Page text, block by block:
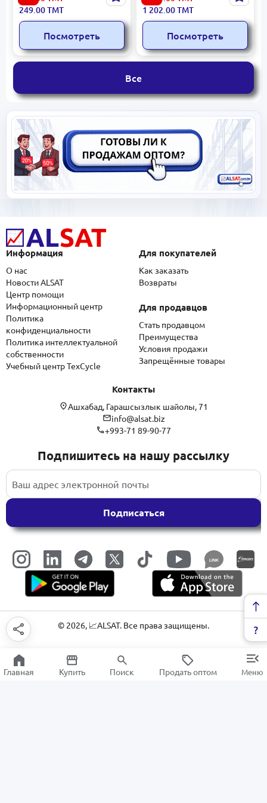
Ручной эспандер Кольцо
Жесткое сопротивление
249.00ТМТ
Посмотреть
Гимнастическая стенка
280x100x16 см, дерево
1 202.00ТМТ
Посмотреть
Все
Информация
О нас
Новости ALSAT
Центр помощи
Информационный центр
Политика
конфиденциальности
Политика интеллектуальной
собственности
Учебный центр TexCycle
Для покупателей
Как заказать
Возвраты
Для продавцов
Стать продавцом
Преимущества
Условия продажи
Запрещённые товары
Контакты
Ашхабад, Гарашсызлык шайолы, 71
info@alsat.biz
+993-71 89-90-77
Подпишитесь на нашу рассылку
Подписаться
LINK
© 2026, 📈ALSAT. Все права защищены.
Главная Купить Поиск Продать оптом Меню